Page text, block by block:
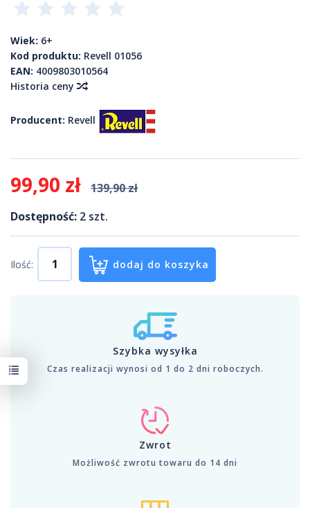
Wiek: 6+
Kod produktu: Revell 01056
EAN: 4009803010564
Historia ceny
Producent: Revell
99,90 zł
139,90 zł
Dostępność: 2 szt.
Ilość: dodaj do koszyka
Szybka wysyłka
Czas realizacji wynosi od 1 do 2 dni roboczych.
Zwrot
Możliwość zwrotu towaru do 14 dni